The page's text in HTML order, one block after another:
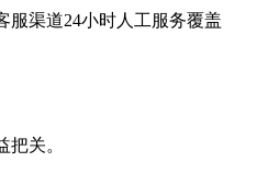
服渠道24小时人工服务覆盖
关。